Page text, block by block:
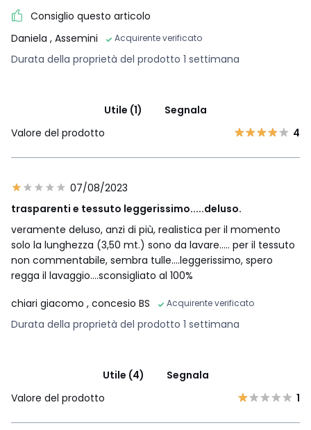
Consiglio questo articolo
Daniela , Assemini Acquirente verificato
Durata della proprietà del prodotto 1 settimana
Utile (1)
Segnala
Valore del prodotto
4
07/08/2023
trasparenti e tessuto leggerissimo.....deluso.
veramente deluso, anzi di più, realistica per il momento
solo la lunghezza (3,50 mt.) sono da lavare..... per il tessuto
non commentabile, sembra tulle....leggerissimo, spero
regga il lavaggio....sconsigliato al 100%
chiari giacomo , concesio BS Acquirente verificato
Durata della proprietà del prodotto 1 settimana
Utile (4)
Segnala
Valore del prodotto
1